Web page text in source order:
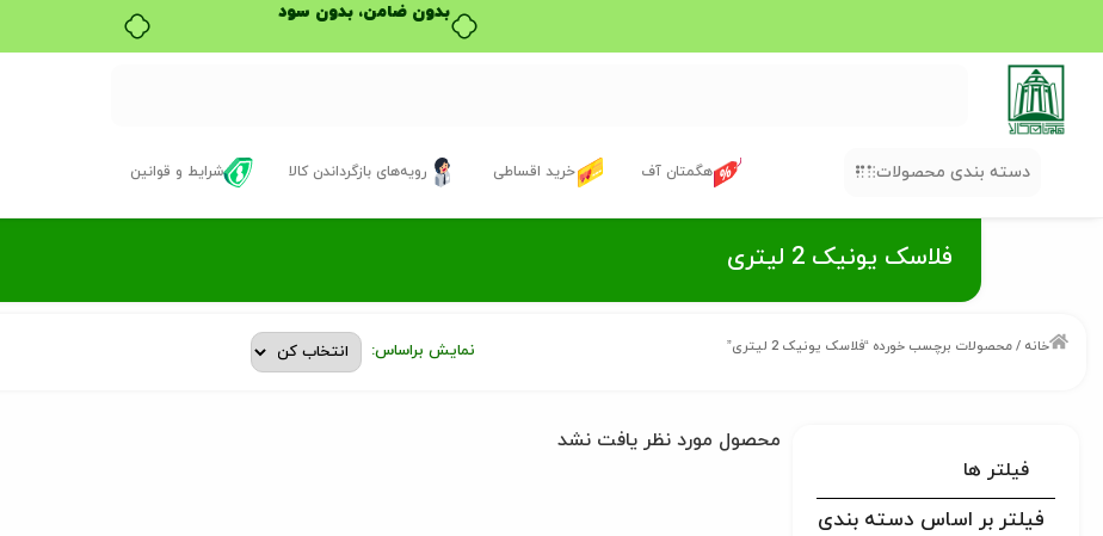
دسته بندی محصولات هگمتان آف خرید اقساطی رویه‌های بازگرداندن کالا شرایط و قوانین
فلاسک یونیک 2 لیتری
خانه / محصولات برچسب خورده “فلاسک یونیک 2 لیتری” نمایش براساس:
فیلتر ها
فیلتر بر اساس دسته بندی
محصول مورد نظر یافت نشد